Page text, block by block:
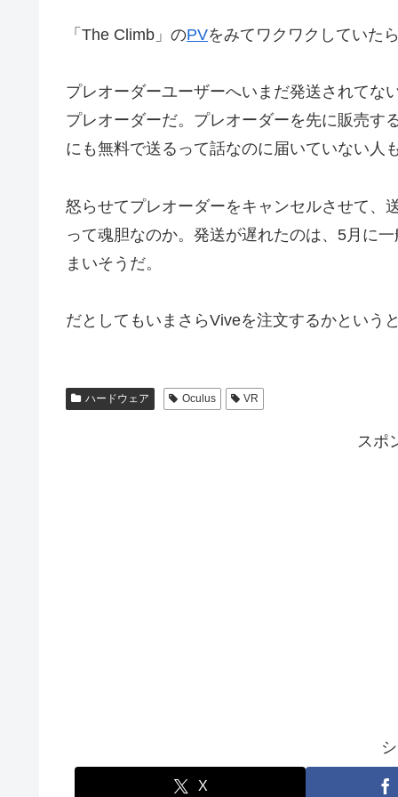
「The Climb」のPVをみてワクワクしていた
プレオーダーユーザーへいまだ発送されてな
プレオーダーだ。プレオーダーを先に販売す
にも無料で送るって話なのに届いていない人
怒らせてプレオーダーをキャンセルさせて、
って魂胆なのか。発送が遅れたのは、5月に
まいそうだ。
だとしてもいまさらViveを注文するかという
ハードウェア Oculus VR
スポ
X